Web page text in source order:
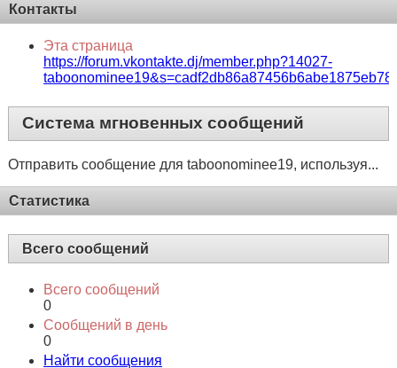
Контакты
Эта страница
https://forum.vkontakte.dj/member.php?14027-
Система мгновенных сообщений
Отправить сообщение для taboonominee19, используя...
Статистика
Всего сообщений
Всего сообщений
0
Сообщений в день
0
Найти сообщения